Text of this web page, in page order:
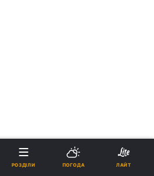
РОЗДІЛИ ПОГОДА ЛАЙТ